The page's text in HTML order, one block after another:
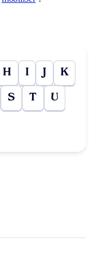
H I J K
S T U